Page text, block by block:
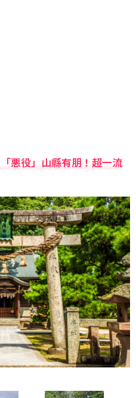
悪役」山縣有朋！超一流